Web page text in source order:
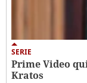
SERIE
Prime Video
Kratos